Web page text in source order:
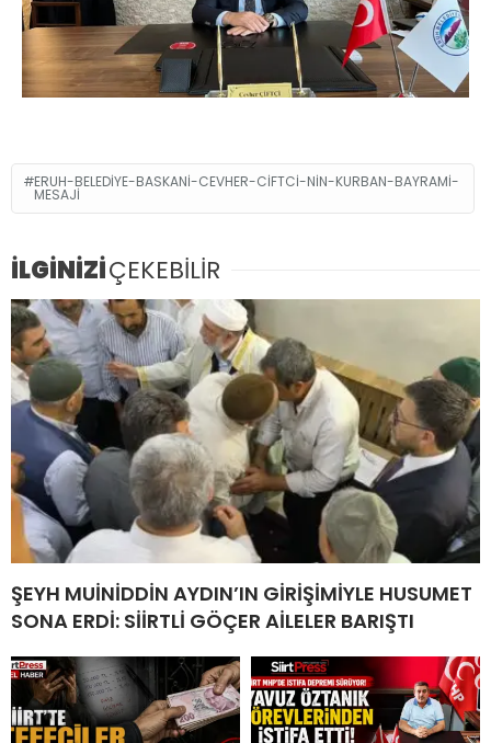
ERUH-BELEDIYE-BASKANI-CEVHER-CIFTCI-NIN-KURBAN-BAYRAMI-
MESAJI
İLGİNİZİÇEKEBİLİR
ŞEYH MUİNİDDİN AYDIN’IN GİRİŞİMİYLE HUSUMET
SONA ERDİ: SİİRTLİ GÖÇER AİLELER BARIŞTI